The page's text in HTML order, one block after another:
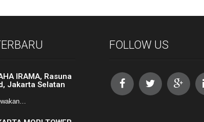
IRAMA, Rasuna
Jakarta Selatan
FOLLOW US